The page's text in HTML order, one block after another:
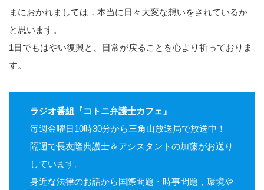
まにおかれましては，本当に日々大変な想いをされているか
と思います。
1日でもはやい復興と、日常が戻ることを心より祈っておりま
す。
ラジオ番組『コトニ弁護士カフェ』
毎週金曜日10時30分から三角山放送局で放送中！
隔週で長友隆典護士＆アシスタントの加藤がお送り
しています。
身近な法律のお話から国際問題・時事問題，環境や